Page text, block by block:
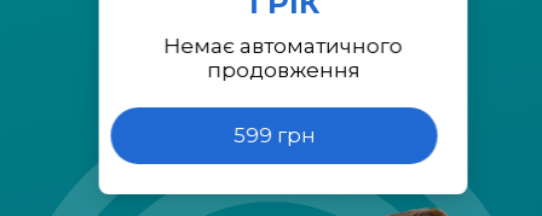
Немає автоматичного
продовження
599 грн